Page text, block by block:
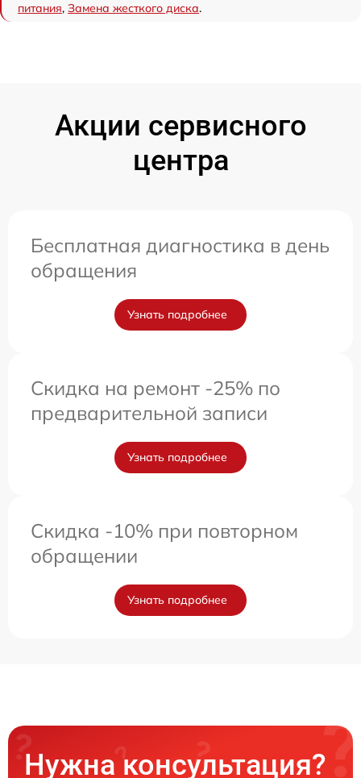
питания, Замена жесткого диска.
Акции сервисного
центра
Бесплатная диагностика в день
обращения
Узнать подробнее
Скидка на ремонт -25% по
предварительной записи
Узнать подробнее
Скидка -10% при повторном
обращении
Узнать подробнее
Нужна консультация?